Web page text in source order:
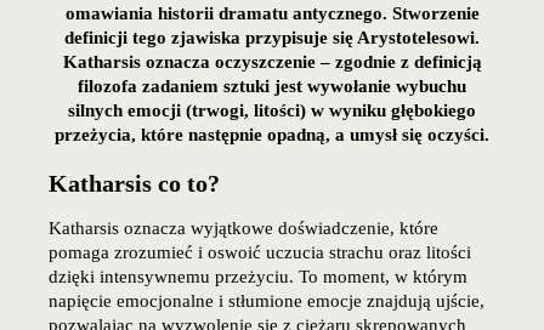
omawiania historii dramatu antycznego. Stworzenie
definicji tego zjawiska przypisuje się Arystotelesowi.
Katharsis oznacza oczyszczenie – zgodnie z definicją
filozofa zadaniem sztuki jest wywołanie wybuchu
silnych emocji (trwogi, litości) w wyniku głębokiego
przeżycia, które następnie opadną, a umysł się oczyści.
Katharsis co to?
Katharsis oznacza wyjątkowe doświadczenie, które
pomaga zrozumieć i oswoić uczucia strachu oraz litości
dzięki intensywnemu przeżyciu. To moment, w którym
napięcie emocjonalne i stłumione emocje znajdują ujście,
pozwalając na wyzwolenie się z ciężaru skrępowanych